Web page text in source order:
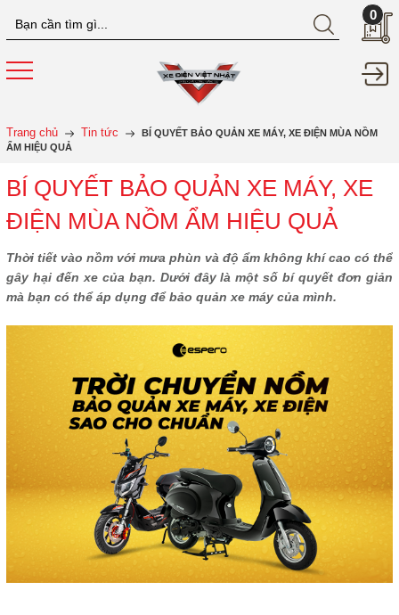
0
Trang chủ Tin tức
BÍ QUYẾT BẢO QUẢN XE MÁY, XE ĐIỆN MÙA NỒM
ẨM HIỆU QUẢ
BÍ QUYẾT BẢO QUẢN XE MÁY, XE
ĐIỆN MÙA NỒM ẨM HIỆU QUẢ
Thời tiết vào nồm với mưa phùn và độ ẩm không khí cao có thể
gây hại đến xe của bạn. Dưới đây là một số bí quyết đơn giản
mà bạn có thể áp dụng để bảo quản xe máy của mình.